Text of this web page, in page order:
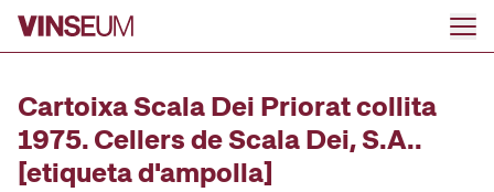
Ir al contenido
Cartoixa Scala Dei Priorat collita
1975. Cellers de Scala Dei, S.A..
[etiqueta d'ampolla]